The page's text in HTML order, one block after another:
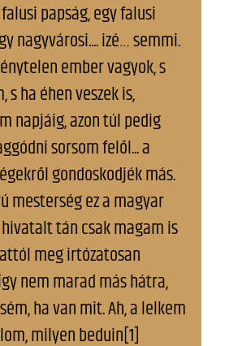
papság, egy falusi
nagyvárosi.... izé… semmi.
ember vagyok, s
s ha éhen veszek is,
napjáig, azon túl pedig
sorsom felől... a
gondoskodjék más.
mesterség ez a magyar
tán csak magam is
meg irtózatosan
nem marad más hátra,
ha van mit. Ah, a lelkem
milyen beduin[1]